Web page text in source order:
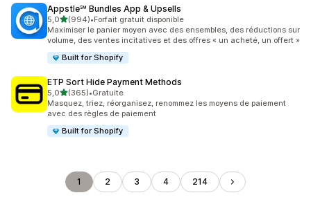
Appstle℠ Bundles App & Upsells
5,0étoile(s) sur 5
(994)
994 avis au total
•Forfait gratuit disponible
Maximiser le panier moyen avec des ensembles, des réductions sur
volume, des ventes incitatives et des offres « un acheté, un offert »
Built for Shopify
ETP Sort Hide Payment Methods
5,0étoile(s) sur 5
(365)
365 avis au total
•Gratuite
Masquez, triez, réorganisez, renommez les moyens de paiement
avec des règles de paiement
Built for Shopify
1 2 3 4 214